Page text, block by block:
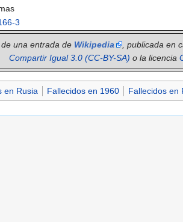
3
una entrada de Wikipedia , publicada en
Compartir Igual 3.0 (CC-BY-SA) o la licencia
en Rusia Fallecidos en 1960 Fallecidos en